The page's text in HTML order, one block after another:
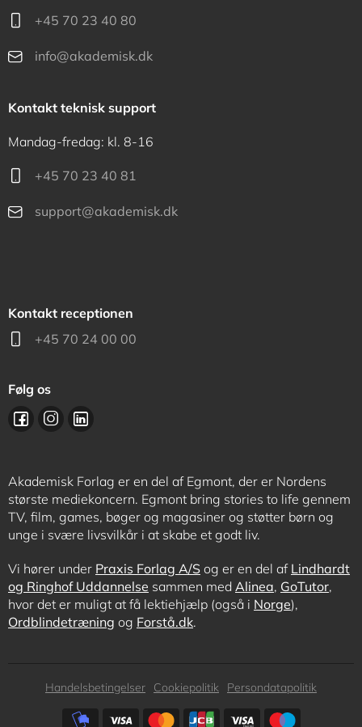
+45 70 23 40 80
info@akademisk.dk
Kontakt teknisk support
Mandag-fredag: kl. 8-16
+45 70 23 40 81
support@akademisk.dk
Kontakt receptionen
+45 70 24 00 00
Følg os
Akademisk Forlag er en del af Egmont, der er Nordens
største mediekoncern. Egmont bring stories to life gennem
TV, film, games, bøger og magasiner og støtter børn og
unge i svære livsvilkår i at skabe et godt liv.
Vi hører under Praxis Forlag A/S og er en del af Lindhardt
og Ringhof Uddannelse sammen med Alinea, GoTutor,
hvor det er muligt at få lektiehjælp (også i Norge),
Ordblindetræning og Forstå.dk.
Subfooter
Handelsbetingelser Cookiepolitik
Persondatapolitik
Subfooter